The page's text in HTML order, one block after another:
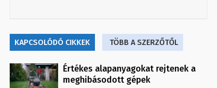
KAPCSOLÓDÓ CIKKEK TÖBB A SZERZŐTŐL
Értékes alapanyagokat rejtenek a
meghibásodott gépek